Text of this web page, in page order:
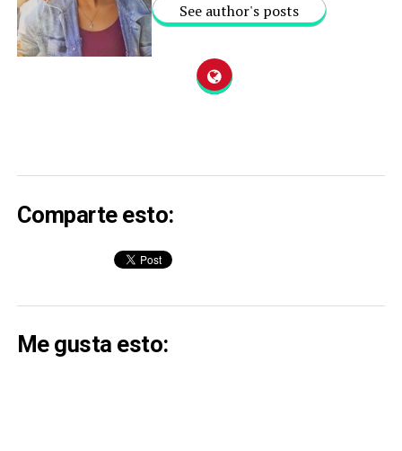
See author's posts
Comparte esto:
Me gusta esto: